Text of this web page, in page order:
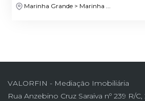
Marinha Grande > Marinha ...
VALORFIN - Mediação Imobiliária
Rua Anzebino Cruz Saraiva nº 239 R/C,